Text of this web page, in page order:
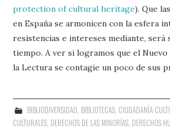
protection of cultural heritage). Que
en España se armonicen con la esfera
resistencias e intereses mediante, será
tiempo. A ver si logramos que el Nuevo
la Lectura se contagie un poco de sus
BIBLIODIVERSIDAD BIBLIOTECAS, CIUDADANÍA
CULTURALES DERECHOS DE LAS MINORÍAS DERECHOS